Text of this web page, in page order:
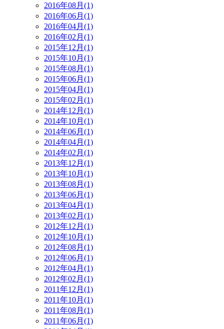
2016年08月(1)
2016年06月(1)
2016年04月(1)
2016年02月(1)
2015年12月(1)
2015年10月(1)
2015年08月(1)
2015年06月(1)
2015年04月(1)
2015年02月(1)
2014年12月(1)
2014年10月(1)
2014年06月(1)
2014年04月(1)
2014年02月(1)
2013年12月(1)
2013年10月(1)
2013年08月(1)
2013年06月(1)
2013年04月(1)
2013年02月(1)
2012年12月(1)
2012年10月(1)
2012年08月(1)
2012年06月(1)
2012年04月(1)
2012年02月(1)
2011年12月(1)
2011年10月(1)
2011年08月(1)
2011年06月(1)